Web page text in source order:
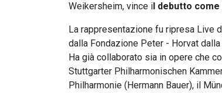
Weikersheim, vince il debutto
La rappresentazione fu ripresa Live
dalla Fondazione Peter - Horvat
Ha già collaborato sia in opere che
Stuttgarter Philharmonischen
Philharmonie (Hermann Bauer), il